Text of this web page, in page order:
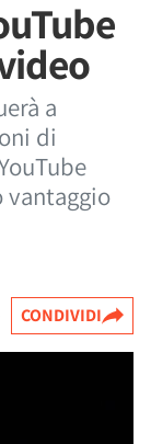
a
di
CONDIVIDI